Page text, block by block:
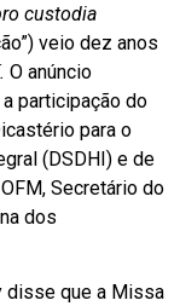
custodia
veio dez anos
O anúncio
participação do
para o
(DSDHI) e de
Secretário do
dos
disse que a Missa